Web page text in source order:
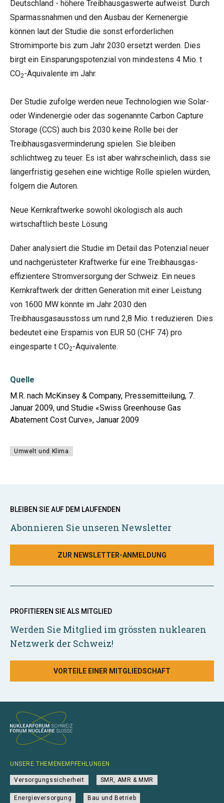
Deutschland - höhere Treibhausgaswerte aufweist. Durch
Sparmassnahmen und den Ausbau der Kernenergie
können laut der Studie die sonst erforderlichen
Stromimporte bis zum Jahr 2030 ersetzt werden. Dies
birgt ein Einsparungspotenzial von mindestens 4 Mio. t
CO2-Äquivalente im Jahr.
Der Studie zufolge werden neue Technologien wie Solar-
oder Windenergie oder das sogenannte Carbon Capture
Storage (CCS) auch bis 2030 keine Rolle bei der
Treibhausgasverminderung spielen. Sie bleiben
schlichtweg zu teuer. Es ist aber wahrscheinlich, dass sie
längerfristig gesehen eine wichtige Rolle spielen würden,
folgern die Autoren.
Neue Kernkraftwerke sowohl ökologisch als auch
wirtschaftlich beste Lösung
Daher analysiert die Studie im Detail das Potenzial neuer
und nachgerüsteter Kraftwerke für eine Treibhausgas-
effizientere Stromversorgung der Schweiz. Ein neues
Kernkraftwerk der dritten Generation mit einer Leistung
von 1600 MW könnte im Jahr 2030 den
Treibhausgasausstoss um rund 2,8 Mio. t reduzieren. Dies
bedeutet eine Ersparnis von EUR 50 (CHF 74) pro
eingesparte t CO2-Äquivalente.
Quelle
M.R. nach McKinsey & Company, Pressemitteilung, 7.
Januar 2009, und Studie «Swiss Greenhouse Gas
Abatement Cost Curve», Januar 2009
Umwelt und Klima
BLEIBEN SIE AUF DEM LAUFENDEN
Abonnieren Sie unseren Newsletter
ZUR NEWSLETTER-ANMELDUNG
PROFITIEREN SIE ALS MITGLIED
Werden Sie Mitglied im grössten nuklearen
Netzwerk der Schweiz!
VORTEILE EINER MITGLIEDSCHAFT
UNSERE THEMENEMPFEHLUNGEN
Versorgungssicherheit SMR, AMR & MMR
Energieversorgung Bau und Betrieb